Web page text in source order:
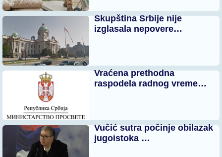
Skupština Srbije nije
izglasala nepovere…
Vraćena prethodna
raspodela radnog vreme…
Vučić sutra počinje obilazak
jugoistoka …